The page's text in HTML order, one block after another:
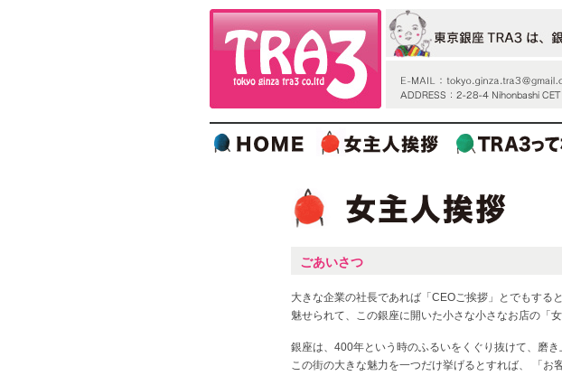
ごあいさつ
大きな企業の社長であれば「CEOご挨拶」とでもする
魅せられて、この銀座に開いた小さな小さなお店の「
銀座は、400年という時のふるいをくぐり抜けて、磨き
この街の大きな魅力を一つだけ挙げるとすれば、 「お